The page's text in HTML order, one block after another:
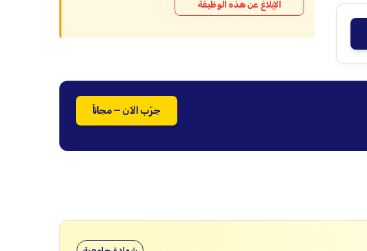
الإبلاغ عن هذه الوظيفة
جرّب الآن — مجاناً